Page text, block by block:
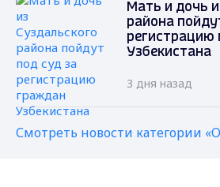
Мать и дочь
района
регистрацию
Узбекистана
3 дня назад
Смотреть новости категории